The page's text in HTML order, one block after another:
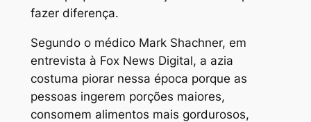
fazer diferença.
Segundo o médico Mark Shachner, em
entrevista à Fox News Digital, a azia
costuma piorar nessa época porque as
pessoas ingerem porções maiores,
consomem alimentos mais gordurosos,